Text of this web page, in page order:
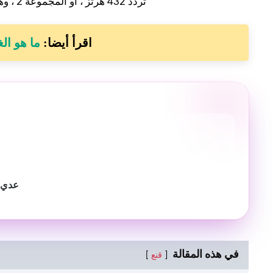
اقرأ أيضا: ما هو
عدي
في هذه المقالة قنع